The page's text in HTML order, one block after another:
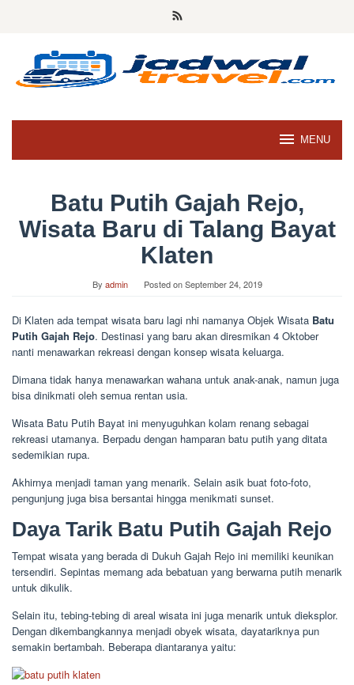
MENU
Batu Putih Gajah Rejo,
Wisata Baru di Talang Bayat
Klaten
By admin Posted onSeptember 24, 2019
Di Klaten ada tempat wisata baru lagi nhi namanya Objek Wisata Batu
Putih Gajah Rejo. Destinasi yang baru akan diresmikan 4 Oktober
nanti menawarkan rekreasi dengan konsep wisata keluarga.
Dimana tidak hanya menawarkan wahana untuk anak-anak, namun juga
bisa dinikmati oleh semua rentan usia.
Wisata Batu Putih Bayat ini menyuguhkan kolam renang sebagai
rekreasi utamanya. Berpadu dengan hamparan batu putih yang ditata
sedemikian rupa.
Akhirnya menjadi taman yang menarik. Selain asik buat foto-foto,
pengunjung juga bisa bersantai hingga menikmati sunset.
Daya Tarik Batu Putih Gajah Rejo
Tempat wisata yang berada di Dukuh Gajah Rejo ini memiliki keunikan
tersendiri. Sepintas memang ada bebatuan yang berwarna putih menarik
untuk dikulik.
Selain itu, tebing-tebing di areal wisata ini juga menarik untuk dieksplor.
Dengan dikembangkannya menjadi obyek wisata, dayatariknya pun
semakin bertambah. Beberapa diantaranya yaitu: